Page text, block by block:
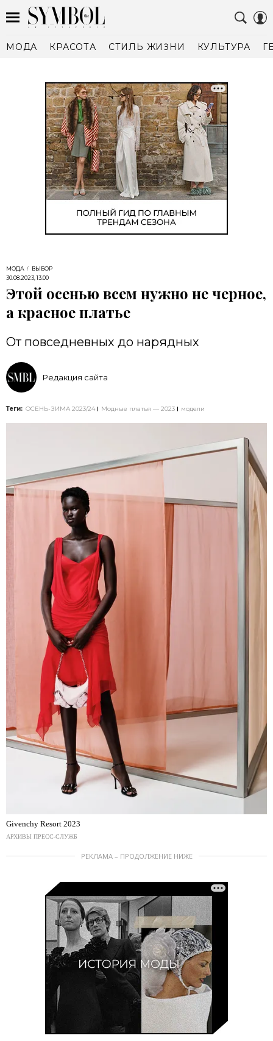
МОДА КРАСОТА СТИЛЬ ЖИЗНИ КУЛЬТУРА
МОДА
ВЫБОР
30.08.2023, 13:00
Этой осенью всем нужно не черное,
а красное платье
От повседневных до нарядных
Редакция сайта
Теги: ОСЕНЬ-ЗИМА 2023/24 Модные платья — 2023 модели
Givenchy Resort 2023
АРХИВЫ ПРЕСС-СЛУЖБ
РЕКЛАМА – ПРОДОЛЖЕНИЕ НИЖЕ